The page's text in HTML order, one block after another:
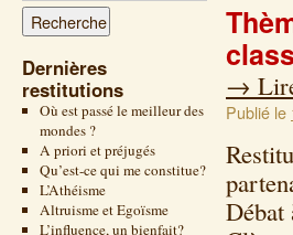
Dernières
restitutions
Où est passé le meilleur des
mondes ?
A priori et préjugés
Qu’est-ce qui me constitue?
L’Athéisme
Altruisme et Egoïsme
L’influence, un bienfait?
→
Publié le
Débat